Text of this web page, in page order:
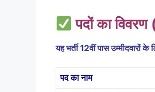
पदों का
यह भर्ती 12वीं पास
पद का नाम